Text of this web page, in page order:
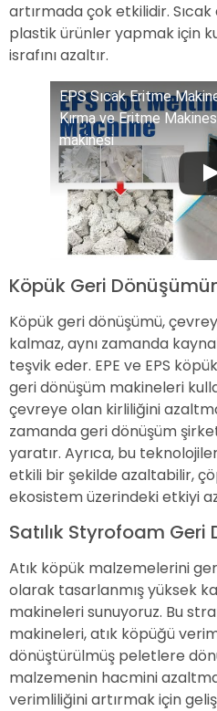
artırmada çok etkilidir.
plastik ürünler yapmak için
israfını azaltır.
EPS Sıcak Eritme
Kırma ve Eritme
makinesi
Köpük Geri
Köpük geri dönüşümü,
kalmaz, aynı zamanda
teşvik eder. EPE ve EPS
geri dönüşüm makineleri
çevreye olan kirliliğini
zamanda geri dönüşüm
yaratır. Ayrıca, bu
etkili bir şekilde azaltabilir,
ekosistem üzerindeki etkiyi
Satılık Styrofoam
Atık köpük malzemelerini
olarak tasarlanmış yüksek
makineleri sunuyoruz. Bu
makineleri, atık köpüğü
dönüştürülmüş peletlere
malzemenin hacmini
verimliliğini artırmak için